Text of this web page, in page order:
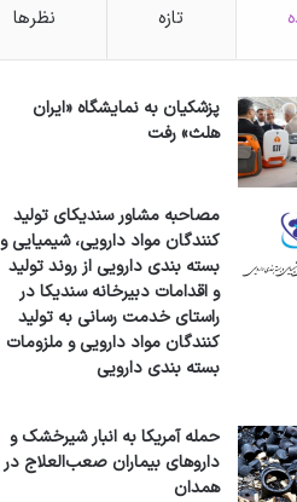
تازه نظرها
پزشکیان به نمایشگاه «ایران
هلث» رفت
مصاحبه مشاور سندیکای تولید
کنندگان مواد دارویی، شیمیایی و
بسته بندی دارویی از روند تولید
و اقدامات دبیرخانه سندیکا در
راستای خدمت رسانی به تولید
کنندگان مواد دارویی و ملزومات
بسته بندی دارویی
حمله آمریکا به انبار شیرخشک و
داروهای بیماران صعب‌العلاج در
همدان